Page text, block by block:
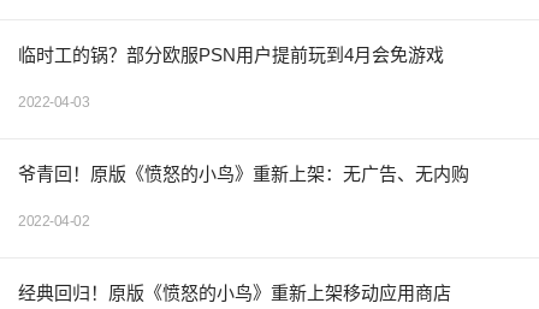
临时工的锅？部分欧服PSN用户提前玩到4月会免游戏
2022-04-03
爷青回！原版《愤怒的小鸟》重新上架：无广告、无内购
2022-04-02
经典回归！原版《愤怒的小鸟》重新上架移动应用商店